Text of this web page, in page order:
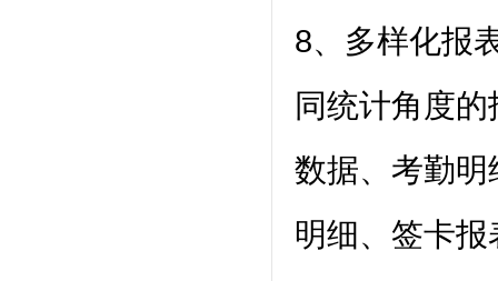
8、多样化报
同统计角度
数据、考勤
明细、签卡